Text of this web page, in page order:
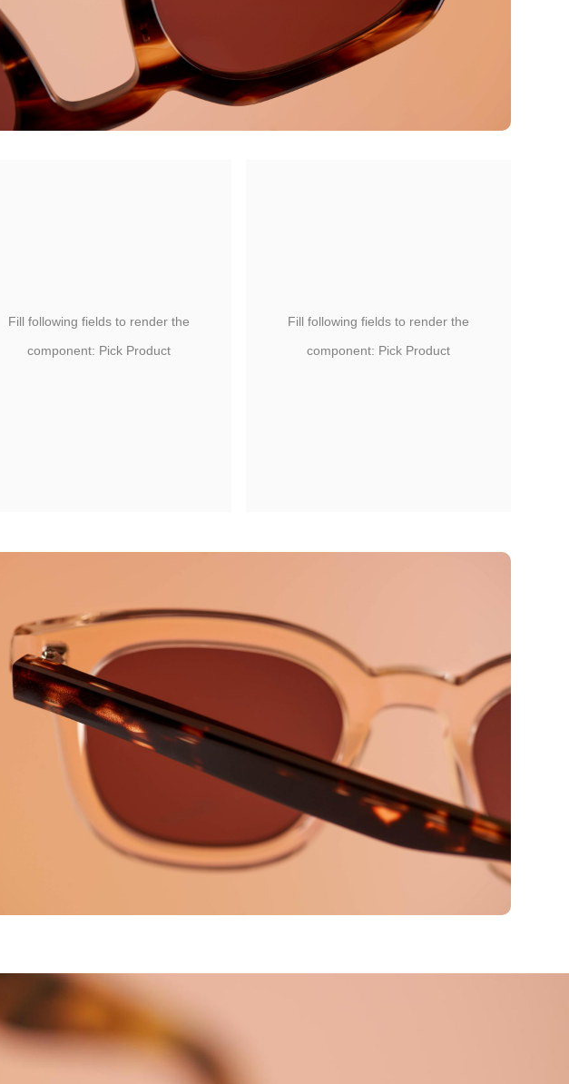
Fill following fields to render the
component: Pick Product
Fill following fields to render the
component: Pick Product